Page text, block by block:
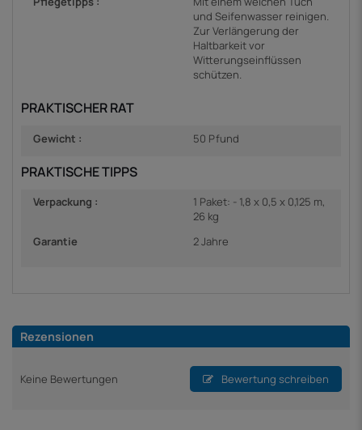
und Seifenwasser reinigen.
Zur Verlängerung der
Haltbarkeit vor
Witterungseinflüssen
schützen.
PRAKTISCHER RAT
Gewicht : 50 Pfund
PRAKTISCHE TIPPS
Verpackung :
1 Paket: - 1,8 x 0,5 x 0,125 m,
26 kg
Garantie
2 Jahre
Rezensionen
Keine Bewertungen Bewertung schreiben